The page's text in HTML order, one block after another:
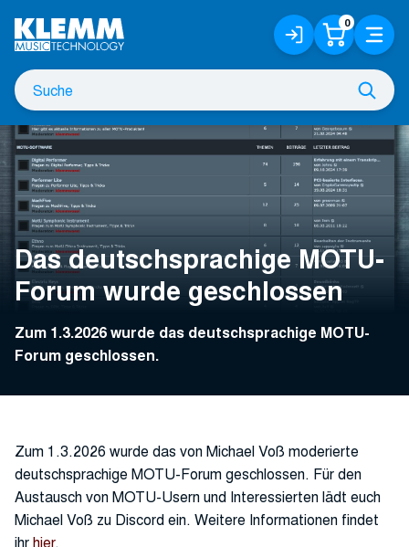
Hauptinhalt
Suche
nach
Anmelden
/
Registrieren
0 Menü
Das deutschsprachige MOTU-
Forum wurde geschlossen
Zum 1.3.2026 wurde das deutschsprachige MOTU-
Forum geschlossen.
Zum 1.3.2026 wurde das von Michael Voß moderierte
deutschsprachige MOTU-Forum geschlossen. Für den
Austausch von MOTU-Usern und Interessierten lädt euch
Michael Voß zu Discord ein. Weitere Informationen findet
ihrhier.